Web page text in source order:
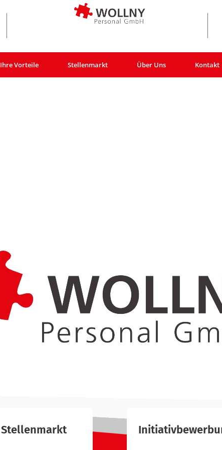
Ihre Vorteile Stellenmarkt Über Uns Kontakt
Stellenmarkt